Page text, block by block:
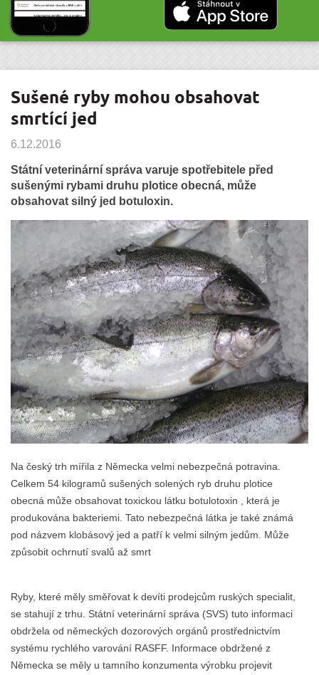
Sušené ryby mohou obsahovat
smrtící jed
6.12.2016
Státní veterinární správa varuje spotřebitele před
sušenými rybami druhu plotice obecná, může
obsahovat silný jed botuloxin.
Na český trh mířila z Německa velmi nebezpečná potravina.
Celkem 54 kilogramů sušených solených ryb druhu plotice
obecná může obsahovat toxickou látku botulotoxin , která je
produkována bakteriemi. Tato nebezpečná látka je také známá
pod názvem klobásový jed a patří k velmi silným jedům. Může
způsobit ochrnutí svalů až smrt
Ryby, které měly směřovat k devíti prodejcům ruských specialit,
se stahují z trhu. Státní veterinární správa (SVS) tuto informaci
obdržela od německých dozorových orgánů prostřednictvím
systému rychlého varování RASFF. Informace obdržené z
Německa se měly u tamního konzumenta výrobku projevit